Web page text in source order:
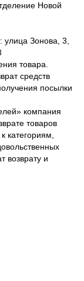
Новой
улица Зонова, 3,
товара.
средств
посылки
компания
товаров
категориям,
возврату и